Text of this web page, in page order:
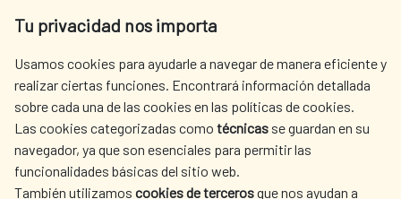
AECID en Uruguay
AECID en Venezuela
Tu privacidad nos importa
Usamos cookies para ayudarle a navegar de manera eficiente y
realizar ciertas funciones. Encontrará información detallada
sobre cada una de las cookies en las políticas de cookies.
Las cookies categorizadas como técnicas se guardan en su
navegador, ya que son esenciales para permitir las
funcionalidades básicas del sitio web.
También utilizamos cookies de tercerosque nos ayudan a
Tel. +34 900 20 30 54​​​​​​​
AECID
WHERE DO WE COOPERATE?
SPANISH HUMANITARIAN
ACTION
PRESS ROOM
CULTURE AND SCIENCE LIBRARY